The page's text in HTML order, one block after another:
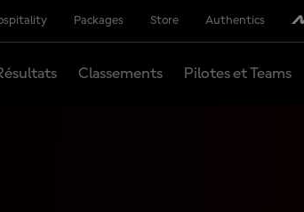
Packages Store Authentics
Classements Pilotes et Teams